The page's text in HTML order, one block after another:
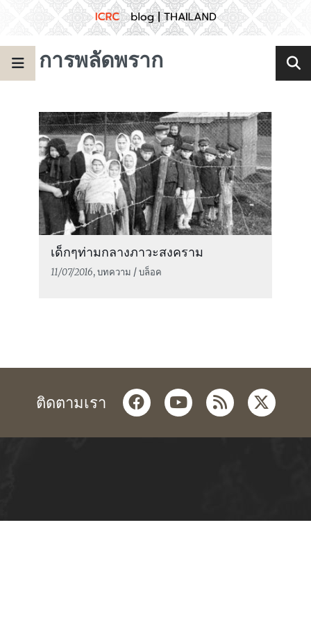
การพลัดพราก
เด็กๆท่ามกลางภาวะสงคราม
11/07/2016, บทความ / บล็อค
ติดตามเรา facebookyoutube
rss twitter